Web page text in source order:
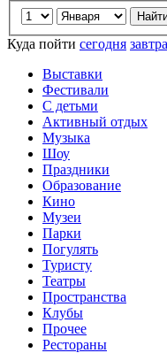
Куда пойти сегодня завтра
Выставки
Фестивали
С детьми
Активный отдых
Музыка
Шоу
Праздники
Образование
Кино
Музеи
Парки
Погулять
Туристу
Театры
Пространства
Клубы
Прочее
Рестораны